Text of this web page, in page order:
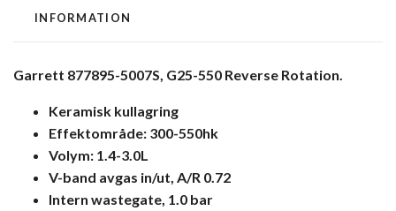
INFORMATION
Garrett 877895-5007S, G25-550 Reverse Rotation.
Keramisk kullagring
Effektområde: 300-550hk
Volym: 1.4-3.0L
V-band avgas in/ut, A/R 0.72
Intern wastegate, 1.0 bar